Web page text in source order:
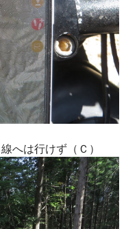
へは行けず（Ｃ）